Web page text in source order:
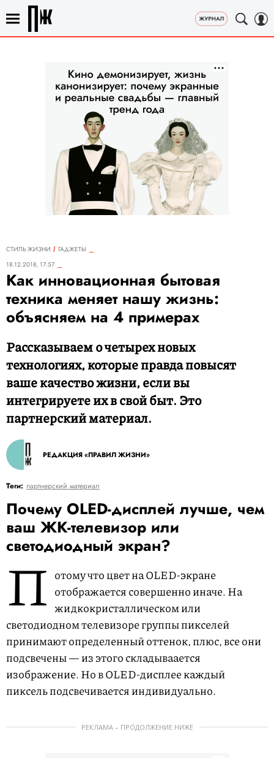
СТИЛЬ ЖИЗНИ
ГАДЖЕТЫ
18.12.2018, 17:57
Как инновационная бытовая
техника меняет нашу жизнь:
объясняем на 4 примерах
Рассказываем о четырех новых
технологиях, которые правда повысят
ваше качество жизни, если вы
интегрируете их в свой быт. Это
партнерский материал.
РЕДАКЦИЯ «ПРАВИЛ ЖИЗНИ»
Теги: партнерский материал
Почему OLED-дисплей лучше, чем
ваш ЖК-телевизор или
светодиодный экран?
П отому что цвет на OLED-экране
отображается совершенно иначе. На
жидкокристаллическом или
светодиодном телевизоре группы пикселей
принимают определенный оттенок, плюс, все они
подсвечены — из этого складываается
изображение. Но в OLED-дисплее каждый
пиксель подсвечивается индивидуально.
РЕКЛАМА – ПРОДОЛЖЕНИЕ НИЖЕ